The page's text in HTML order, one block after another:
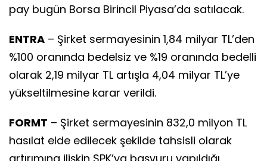
pay bugün Borsa Birincil Piyasa’da satılacak.
ENTRA – Şirket sermayesinin 1,84 milyar TL’den
%100 oranında bedelsiz ve %19 oranında bedelli
olarak 2,19 milyar TL artışla 4,04 milyar TL’ye
yükseltilmesine karar verildi.
FORMT – Şirket sermayesinin 832,0 milyon TL
hasılat elde edilecek şekilde tahsisli olarak